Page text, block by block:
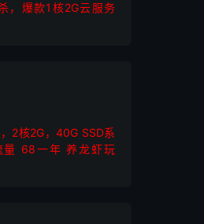
，爆款1核2G云服务
2核2G，40G SSD系
量 68一年 养龙虾玩